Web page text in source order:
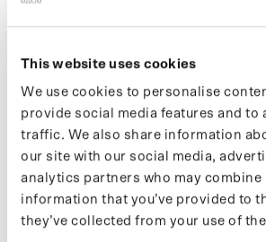
This website uses cookies
We use cookies to personalise
provide social media features and to
traffic. We also share information
our site with our social media,
analytics partners who may
information that you’ve provided to
they’ve collected from your use of
Le poncho pour hommes est un
portée de main. Cet imperméable se plie
pochette intégrée. Se transforme
encore plus grand pour une utilisation à
électrique.
Si vous souhaitez rester informé des
dernières actualités, suivez-nous sur